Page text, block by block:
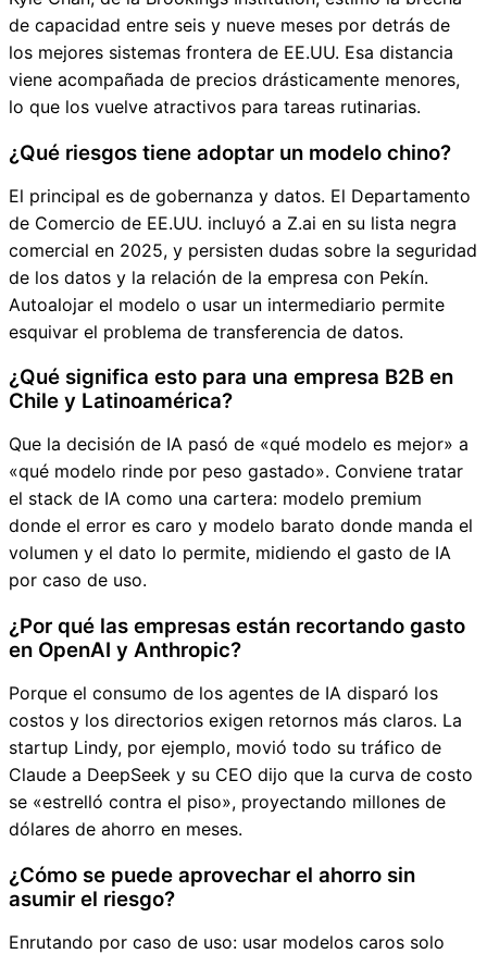
de capacidad entre seis y nueve meses por detrás de
los mejores sistemas frontera de EE.UU. Esa distancia
viene acompañada de precios drásticamente menores,
lo que los vuelve atractivos para tareas rutinarias.
¿Qué riesgos tiene adoptar un modelo chino?
El principal es de gobernanza y datos. El Departamento
de Comercio de EE.UU. incluyó a Z.ai en su lista negra
comercial en 2025, y persisten dudas sobre la seguridad
de los datos y la relación de la empresa con Pekín.
Autoalojar el modelo o usar un intermediario permite
esquivar el problema de transferencia de datos.
¿Qué significa esto para una empresa B2B en
Chile y Latinoamérica?
Que la decisión de IA pasó de «qué modelo es mejor» a
«qué modelo rinde por peso gastado». Conviene tratar
el stack de IA como una cartera: modelo premium
donde el error es caro y modelo barato donde manda el
volumen y el dato lo permite, midiendo el gasto de IA
por caso de uso.
¿Por qué las empresas están recortando gasto
en OpenAI y Anthropic?
Porque el consumo de los agentes de IA disparó los
costos y los directorios exigen retornos más claros. La
startup Lindy, por ejemplo, movió todo su tráfico de
Claude a DeepSeek y su CEO dijo que la curva de costo
se «estrelló contra el piso», proyectando millones de
dólares de ahorro en meses.
¿Cómo se puede aprovechar el ahorro sin
asumir el riesgo?
Enrutando por caso de uso: usar modelos caros solo